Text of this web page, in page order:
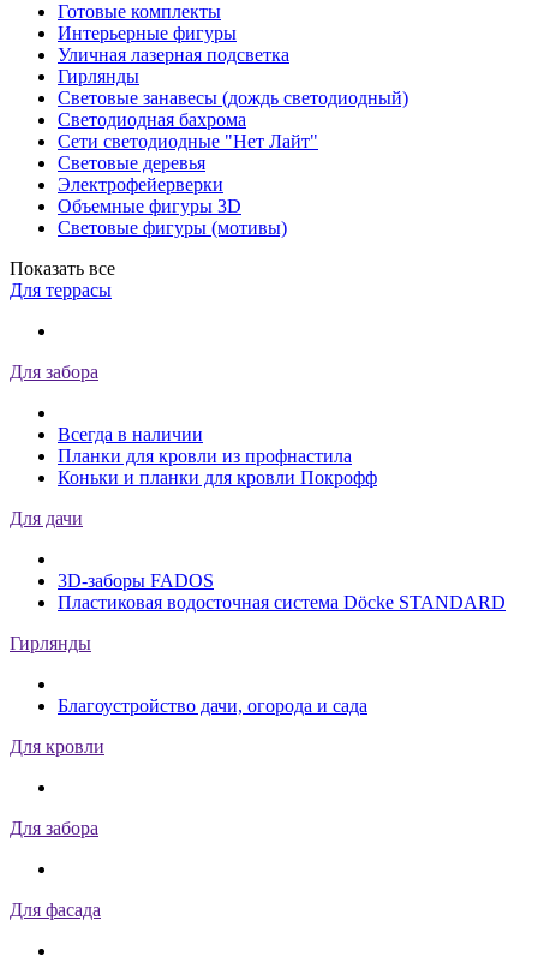
Готовые комплекты
Интерьерные фигуры
Уличная лазерная подсветка
Гирлянды
Световые занавесы (дождь светодиодный)
Светодиодная бахрома
Сети светодиодные "Нет Лайт"
Световые деревья
Электрофейерверки
Объемные фигуры 3D
Световые фигуры (мотивы)
Показать все
Для террасы
Для забора
Всегда в наличии
Планки для кровли из профнастила
Коньки и планки для кровли Покрофф
Для дачи
3D-заборы FADOS
Пластиковая водосточная система Döcke STANDARD
Гирлянды
Благоустройство дачи, огорода и сада
Для кровли
Для забора
Для фасада